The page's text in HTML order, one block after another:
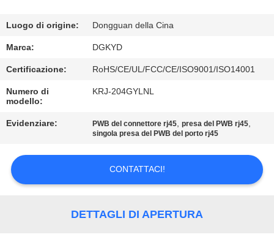
CONTROLLO
DI
QUALITÀ
CONTATTICI
RICHIEDA
UNA
CITAZIONE
Luogo di origine: Dongguan della Cina
Marca: DGKYD
Certificazione: RoHS/CE/UL/FCC/CE/ISO9001/ISO14001
Numero di
modello:
KRJ-204GYLNL
Evidenziare: PWB del connettore rj45,presa del PWB rj45,
singola presa del PWB del porto rj45
CONTATTACI!
DETTAGLI DI APERTURA